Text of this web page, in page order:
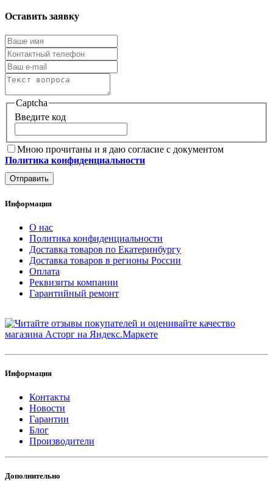
Оставить заявку
Captcha
Введите код
Мною прочитаны и я даю согласие с документом
Политика конфиденциальности
Отправить
Информация
О нас
Политика конфиденциальности
Доставка товаров по Екатеринбургу
Доставка товаров в регионы России
Оплата
Реквизиты компании
Гарантийный ремонт
Информация
Контакты
Новости
Гарантии
Блог
Производители
Дополнительно